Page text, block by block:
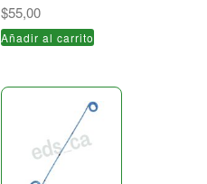
$55,00
Añadir al carrito